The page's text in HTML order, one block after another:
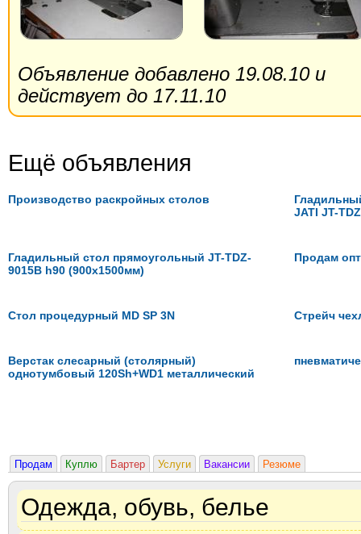
Объявление добавлено 19.08.10 и
действует до 17.11.10
Ещё объявления
Производство раскройных столов
JATI JT-
Гладильный стол прямоугольный JT-TDZ-
9015B h90 (900х1500мм)
Продам
Стол процедурный MD SP 3N Стрейч
Верстак слесарный (столярный)
однотумбовый 120Sh+WD1 металлический
Продам Куплю Бартер Услуги Вакансии Резюме
Одежда, обувь, белье